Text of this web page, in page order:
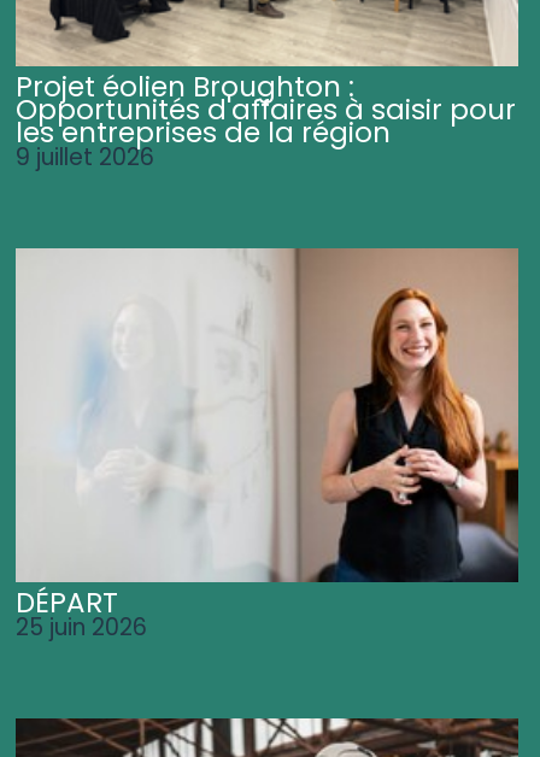
Projet éolien Broughton :
Opportunités d'affaires à saisir pour
les entreprises de la région
9 juillet 2026
DÉPART
25 juin 2026